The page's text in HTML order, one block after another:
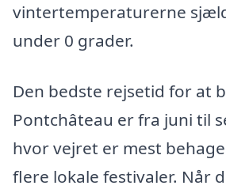
vintertemperaturerne
under 0 grader.
Den bedste rejsetid for at
Pontchâteau er fra juni til
hvor vejret er mest
flere lokale festivaler. Når